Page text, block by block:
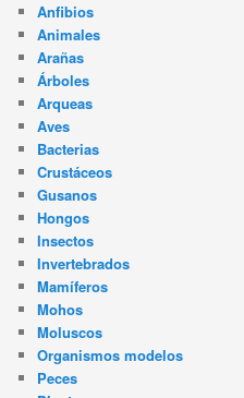
Anfibios
Animales
Arañas
Árboles
Arqueas
Aves
Bacterias
Crustáceos
Gusanos
Hongos
Insectos
Invertebrados
Mamíferos
Mohos
Moluscos
Organismos modelos
Peces